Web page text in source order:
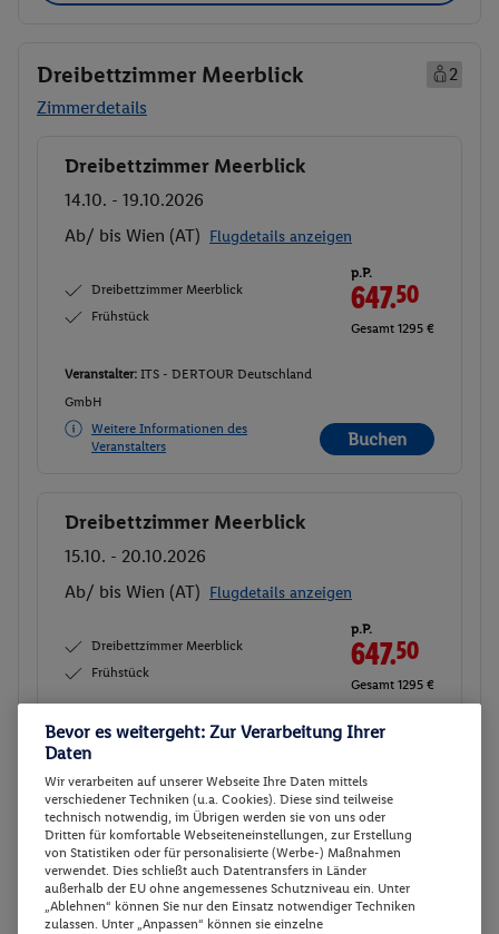
Dreibettzimmer Meerblick
2
Zimmerdetails
Buchen
Dreibettzimmer Meerblick
14.10. - 19.10.2026
Ab/ bis Wien (AT) Flugdetails anzeigen
Dreibettzimmer Meerblick
Frühstück
p.P.
647.50
Gesamt 1295 €
Veranstalter: ITS - DERTOUR Deutschland
GmbH
Weitere Informationen des
Veranstalters
Buchen
Buchen
Dreibettzimmer Meerblick
15.10. - 20.10.2026
Ab/ bis Wien (AT) Flugdetails anzeigen
Dreibettzimmer Meerblick
Frühstück
p.P.
647.50
Gesamt 1295 €
Veranstalter:ITS - DERTOUR Deutschland
GmbH
Weitere Informationen des
Veranstalters
Buchen
Buchen
Dreibettzimmer Meerblick
14.10. - 19.10.2026
Bevor es weitergeht: Zur Verarbeitung Ihrer
Daten
Wir verarbeiten auf unserer Webseite Ihre Daten mittels
verschiedener Techniken (u.a. Cookies). Diese sind teilweise
technisch notwendig, im Übrigen werden sie von uns oder
Dritten für komfortable Webseiteneinstellungen, zur Erstellung
von Statistiken oder für personalisierte (Werbe-) Maßnahmen
verwendet. Dies schließt auch Datentransfers in Länder
außerhalb der EU ohne angemessenes Schutzniveau ein. Unter
„Ablehnen“ können Sie nur den Einsatz notwendiger Techniken
zulassen. Unter „Anpassen“ können sie einzelne